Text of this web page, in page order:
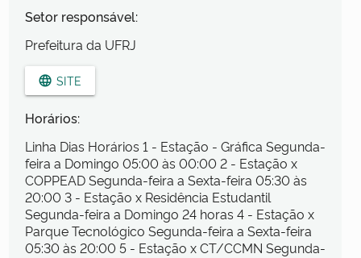
Setor responsável:
Prefeitura da UFRJ
language SITE
Horários:
Linha Dias Horários 1 - Estação - Gráfica Segunda-
feira a Domingo 05:00 às 00:00 2 - Estação x
COPPEAD Segunda-feira a Sexta-feira 05:30 às
20:00 3 - Estação x Residência Estudantil
Segunda-feira a Domingo 24 horas 4 - Estação x
Parque Tecnológico Segunda-feira a Sexta-feira
05:30 às 20:00 5 - Estação x CT/CCMN Segunda-